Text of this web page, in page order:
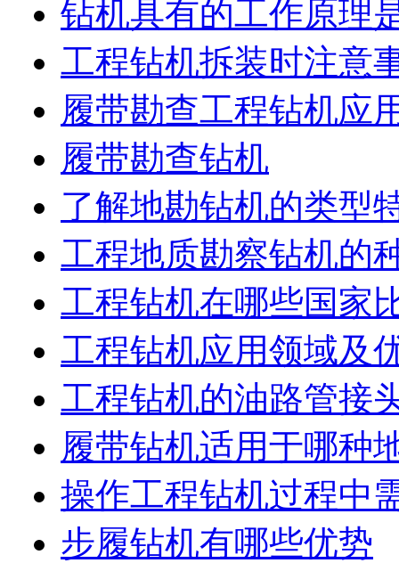
钻机具有的工作原理
工程钻机拆装时注意
履带勘查工程钻机应
履带勘查钻机
了解地勘钻机的类型
工程地质勘察钻机的
工程钻机在哪些国家
工程钻机应用领域及
工程钻机的油路管接
履带钻机适用于哪种
操作工程钻机过程中
步履钻机有哪些优势